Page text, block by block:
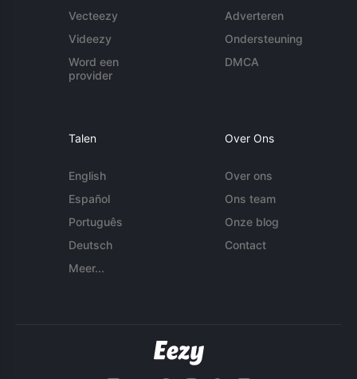
Vecteezy
Videezy
Word een
provider
Adverteren
Ondersteuning
DMCA
Talen
English
Español
Português
Deutsch
Meer...
Over Ons
Over ons
Ons team
Onze blog
Contact